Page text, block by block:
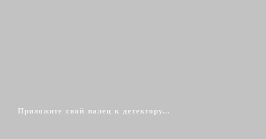
Приложите свой палец к детектору...